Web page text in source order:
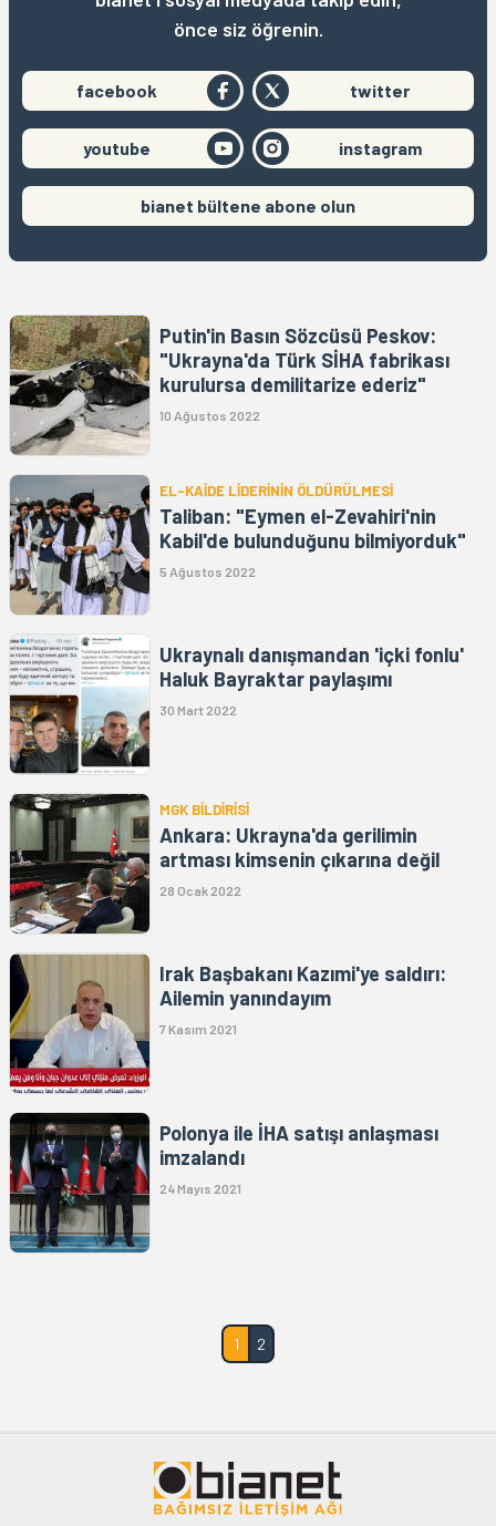
önce siz öğrenin.
facebook twitter
youtube instagram
bianet bültene abone olun
Putin'in Basın Sözcüsü Peskov:
"Ukrayna'da Türk SİHA fabrikası
kurulursa demilitarize ederiz"
10 Ağustos 2022
EL-KAİDE LİDERİNİN ÖLDÜRÜLMESİ
Taliban: "Eymen el-Zevahiri'nin
Kabil'de bulunduğunu bilmiyorduk"
5 Ağustos 2022
Ukraynalı danışmandan 'içki fonlu'
Haluk Bayraktar paylaşımı
30 Mart 2022
MGK BİLDİRİSİ
Ankara: Ukrayna'da gerilimin
artması kimsenin çıkarına değil
28 Ocak 2022
Irak Başbakanı Kazımi'ye saldırı:
Ailemin yanındayım
7 Kasım 2021
Polonya ile İHA satışı anlaşması
imzalandı
24 Mayıs 2021
1 2